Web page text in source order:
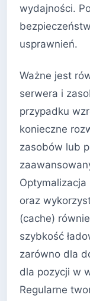
wydajności.
usprawnień.
Ważne jest
serwera i
przypadku
konieczne
zasobów lub
oraz
(cache)
szybkość
zarówno dla
dla pozycji w
Regularne